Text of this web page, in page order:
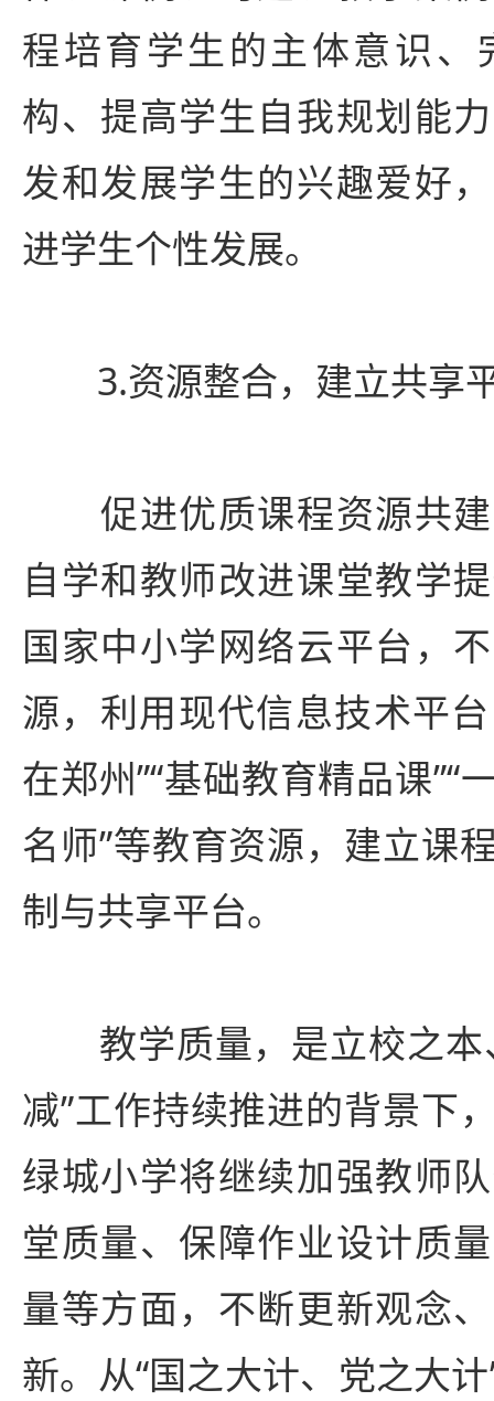
程培育学生的主体意识、
构、提高学生自我规划能
发和发展学生的兴趣爱好
进学生个性发展。
3.资源整合，建立共享
促进优质课程资源共建
自学和教师改进课堂教学
国家中小学网络云平台，
源，利用现代信息技术平
在郑州”“基础教育精品课”“
名师”等教育资源，建立课
制与共享平台。
教学质量，是立校之本
减”工作持续推进的背景下
绿城小学将继续加强教师
堂质量、保障作业设计质
量等方面，不断更新观念
新。从“国之大计、党之大